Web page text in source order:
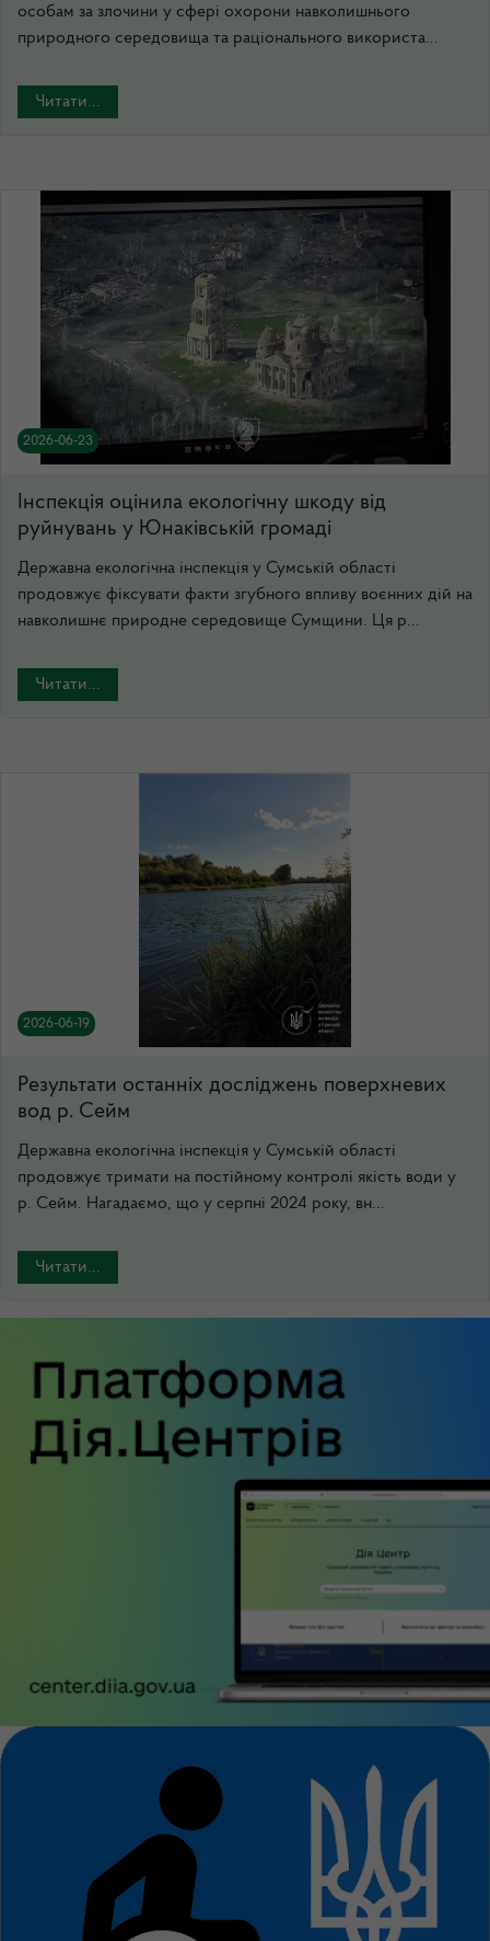
особам за злочини у сфері охорони навколишнього
природного середовища та раціонального використа...
Читати...
2026-06-23
Інспекція оцінила екологічну шкоду від
руйнувань у Юнаківській громаді
Державна екологічна інспекція у Сумській області
продовжує фіксувати факти згубного впливу воєнних дій на
навколишнє природне середовище Сумщини. Ця р...
Читати...
2026-06-19
Результати останніх досліджень поверхневих
вод р. Сейм
Державна екологічна інспекція у Сумській області
продовжує тримати на постійному контролі якість води у
р. Сейм. Нагадаємо, що у серпні 2024 року, вн...
Читати...